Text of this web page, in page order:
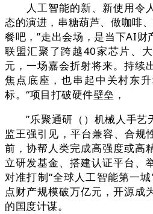
人工智能的新、新使用令
态的演进，串糖葫芦、做咖啡
餐吧，”走出会场，是当下AI财
联盟汇聚了跨越40家芯片、
元，一场嘉会折射将来。持续
焦点底座，也串起中关村东
标。“项目打破硬件壁垒，
”乐聚通研（）机械人手艺
监王强引见，平台兼容、合规
前，协帮人类完成高强度或高
立研发基金、搭建认证平台、
对准打制“全球人工智能第一
点财产规模破万亿元，开源成
的国度计谋。